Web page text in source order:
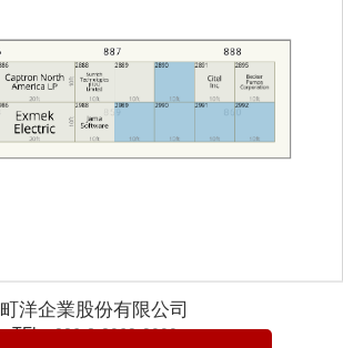
町洋企業股份有限公司
TEL:+886-2-8069-9000